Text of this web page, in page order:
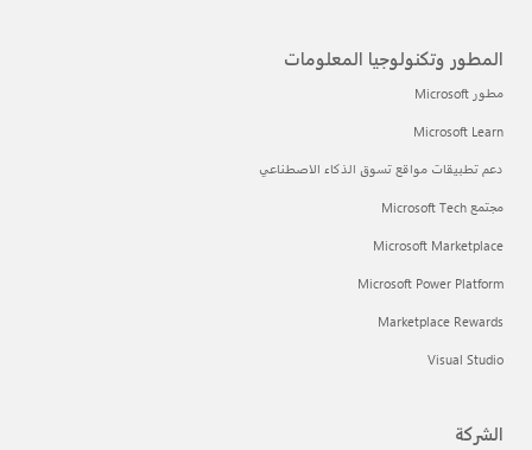
المطور وتكنولوجيا المعلومات
مطور Microsoft
Microsoft Learn
دعم تطبيقات مواقع تسوق الذكاء الاصطناعي
مجتمع Microsoft Tech
Microsoft Marketplace
Microsoft Power Platform
Marketplace Rewards
Visual Studio
الشركة